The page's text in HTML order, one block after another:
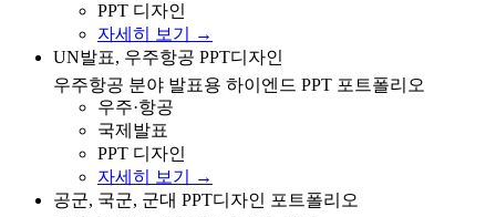
PPT 디자인
자세히 보기 →
UN 발표 수준의 우주항공 분야 PPT 디자인 포트폴리오
UN발표, 우주항공 PPT디자인
우주항공 분야 발표용 하이엔드 PPT 포트폴리오
우주·항공
국제발표
PPT 디자인
자세히 보기 →
공군/국군 등 국방기관 발표용 PPT 디자인 포트폴리오
공군, 국군, 군대 PPT디자인 포트폴리오